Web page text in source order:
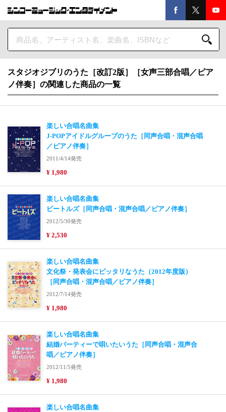
スタジオジブリのうた［改訂2版］［女声三部合唱／ピア
ノ伴奏］の関連した商品の一覧
楽しい合唱名曲集
J-POPアイドルグループのうた［同声合唱・混声合唱
／ピアノ伴奏］
2011/4/14発売
¥ 1,980
楽しい合唱名曲集
ビートルズ［同声合唱・混声合唱／ピアノ伴奏］
2012/5/30発売
¥ 2,530
楽しい合唱名曲集
文化祭・発表会にピッタリなうた（2012年度版）
［同声合唱・混声合唱／ピアノ伴奏］
2012/7/14発売
¥ 1,980
楽しい合唱名曲集
結婚パーティーで唄いたいうた［同声合唱・混声合
唱／ピアノ伴奏］
2012/11/5発売
¥ 1,980
楽しい合唱名曲集